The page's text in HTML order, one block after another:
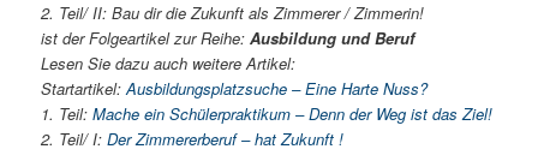
2. Teil/ II: Bau dir die Zukunft als Zimmerer / Zimmerin!
ist der Folgeartikel zur Reihe:Ausbildung und Beruf
Lesen Sie dazu auch weitere Artikel:
Startartikel:Ausbildungsplatzsuche – Eine Harte Nuss?
1. Teil:Mache ein Schülerpraktikum – Denn der Weg ist das Ziel!
2. Teil/ I:Der Zimmererberuf – hat Zukunft !